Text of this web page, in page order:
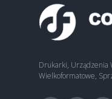
Drukarki, Urządzenia
Wielkoformatowe,